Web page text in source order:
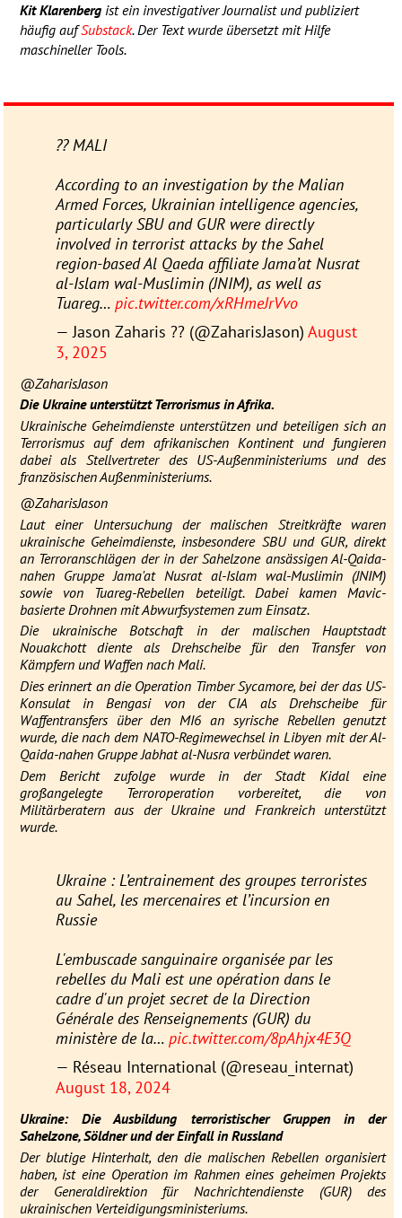
Kit Klarenbergist ein investigativer Journalist und publiziert
häufig aufSubstack. Der Text wurde übersetzt mit Hilfe
maschineller Tools.
?? MALI
According to an investigation by the Malian
Armed Forces, Ukrainian intelligence agencies,
particularly SBU and GUR were directly
involved in terrorist attacks by the Sahel
region-based Al Qaeda affiliate Jama’at Nusrat
al-Islam wal-Muslimin (JNIM), as well as
Tuareg… pic.twitter.com/xRHmeJrVvo
— Jason Zaharis ?? (@ZaharisJason) August
3, 2025
@ZaharisJason
Die Ukraine unterstützt Terrorismus in Afrika.
Ukrainische Geheimdienste unterstützen und beteiligen sich an
Terrorismus auf dem afrikanischen Kontinent und fungieren
dabei als Stellvertreter des US-Außenministeriums und des
französischen Außenministeriums.
@ZaharisJason
Laut einer Untersuchung der malischen Streitkräfte waren
ukrainische Geheimdienste, insbesondere SBU und GUR, direkt
an Terroranschlägen der in der Sahelzone ansässigen Al-Qaida-
nahen Gruppe Jama'at Nusrat al-Islam wal-Muslimin (JNIM)
sowie von Tuareg-Rebellen beteiligt. Dabei kamen Mavic-
basierte Drohnen mit Abwurfsystemen zum Einsatz.
Die ukrainische Botschaft in der malischen Hauptstadt
Nouakchott diente als Drehscheibe für den Transfer von
Kämpfern und Waffen nach Mali.
Dies erinnert an die Operation Timber Sycamore, bei der das US-
Konsulat in Bengasi von der CIA als Drehscheibe für
Waffentransfers über den MI6 an syrische Rebellen genutzt
wurde, die nach dem NATO-Regimewechsel in Libyen mit der Al-
Qaida-nahen Gruppe Jabhat al-Nusra verbündet waren.
Dem Bericht zufolge wurde in der Stadt Kidal eine
großangelegte Terroroperation vorbereitet, die von
Militärberatern aus der Ukraine und Frankreich unterstützt
wurde.
Ukraine : L’entrainement des groupes terroristes
au Sahel, les mercenaires et l’incursion en
Russie
L'embuscade sanguinaire organisée par les
rebelles du Mali est une opération dans le
cadre d'un projet secret de la Direction
Générale des Renseignements (GUR) du
ministère de la… pic.twitter.com/8pAhjx4E3Q
— Réseau International (@reseau_internat)
August 18, 2024
Ukraine: Die Ausbildung terroristischer Gruppen in der
Sahelzone, Söldner und der Einfall in Russland
Der blutige Hinterhalt, den die malischen Rebellen organisiert
haben, ist eine Operation im Rahmen eines geheimen Projekts
der Generaldirektion für Nachrichtendienste (GUR) des
ukrainischen Verteidigungsministeriums.